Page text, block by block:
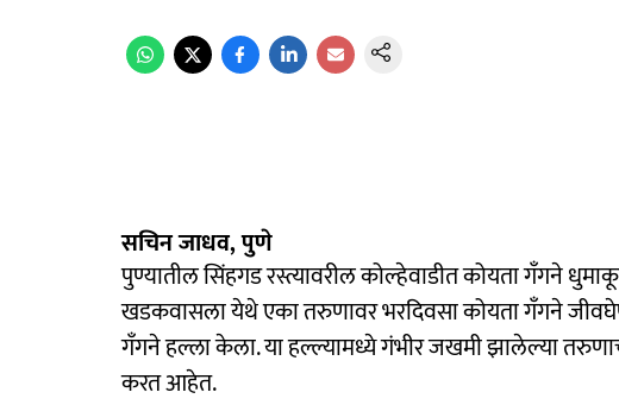
सचिन जाधव, पुणे
पुण्यातील सिंहगड रस्त्यावरील कोल्हेवाडीत कोयता गँगने
खडकवासला येथे एका तरुणावर भरदिवसा कोयता गँगने
गँगने हल्ला केला. या हल्ल्यामध्ये गंभीर जखमी झालेल्या
करत आहेत.